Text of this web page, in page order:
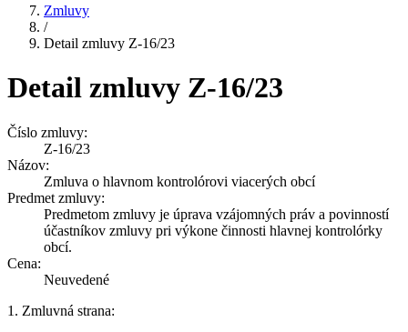
Zmluvy
/
Detail zmluvy Z-16/23
Detail zmluvy Z-16/23
Číslo zmluvy:
Z-16/23
Názov:
Zmluva o hlavnom kontrolórovi viacerých obcí
Predmet zmluvy:
Predmetom zmluvy je úprava vzájomných práv a povinností
účastníkov zmluvy pri výkone činnosti hlavnej kontrolórky
obcí.
Cena:
Neuvedené
1. Zmluvná strana: